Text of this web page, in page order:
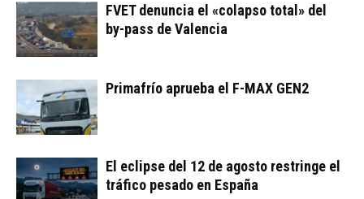
FVET denuncia el «colapso total» del
by-pass de Valencia
Primafrío aprueba el F-MAX GEN2
El eclipse del 12 de agosto restringe el
tráfico pesado en España